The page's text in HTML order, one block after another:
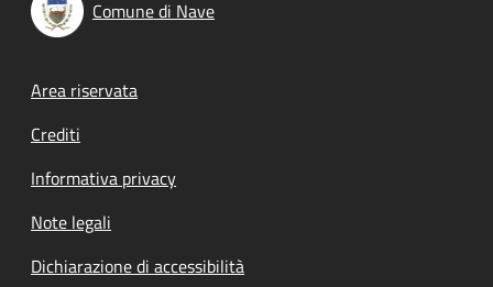
Comune di Nave
Footer menu
Area riservata
Crediti
Informativa privacy
Note legali
Dichiarazione di accessibilità